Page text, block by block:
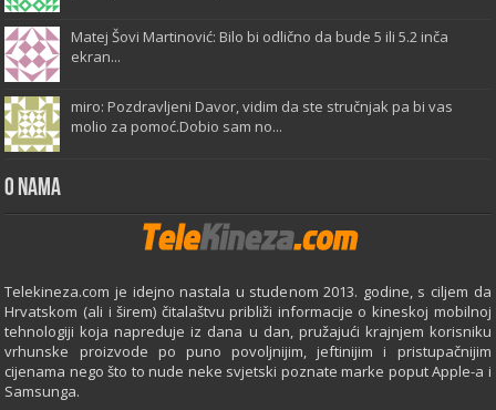
Matej Šovi Martinović: Bilo bi odlično da bude 5 ili 5.2 inča
ekran...
miro: Pozdravljeni Davor, vidim da ste stručnjak pa bi vas
molio za pomoć.Dobio sam no...
O Nama
Telekineza.com je idejno nastala u studenom 2013. godine, s ciljem da
Hrvatskom (ali i širem) čitalaštvu približi informacije o kineskoj mobilnoj
tehnologiji koja napreduje iz dana u dan, pružajući krajnjem korisniku
vrhunske proizvode po puno povoljnijim, jeftinijim i pristupačnijim
cijenama nego što to nude neke svjetski poznate marke poput Apple-a i
Samsunga.